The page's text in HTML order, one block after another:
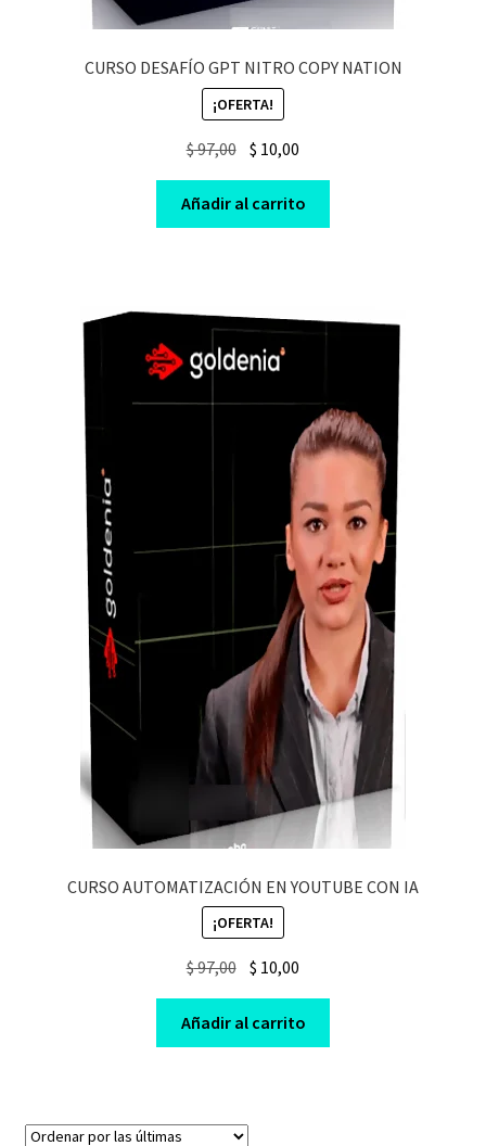
CURSO DESAFÍO GPT NITRO COPY NATION
¡OFERTA!
$97,00 Original
was:
$ 97,00.
$ 10,00
is:
$ 10,00.
Añadir al carrito
CURSO AUTOMATIZACIÓN EN YOUTUBE CON IA
¡OFERTA!
$97,00 Original
was:
$ 97,00.
$ 10,00
is:
$ 10,00.
Añadir al carrito